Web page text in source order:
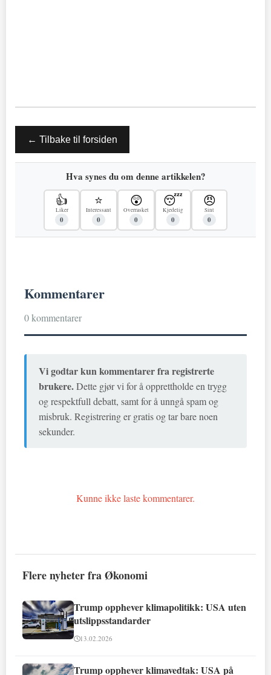
← Tilbake til forsiden
Hva synes du om denne artikkelen?
👍
Liker
0
⭐
Interessant
0
😲
Overrasket
0
😴
Kjedelig
0
😠
Sint
0
Kommentarer
0 kommentarer
Vi godtar kun kommentarer fra registrerte
brukere.Dette gjør vi for å opprettholde en trygg
og respektfull debatt, samt for å unngå spam og
misbruk. Registrering er gratis og tar bare noen
sekunder.
Kunne ikke laste kommentarer.
Flere nyheter fra Økonomi
Trump opphever klimapolitikk: USA uten
utslippsstandarder
13.02.2026
Trump opphever klimavedtak: USA på